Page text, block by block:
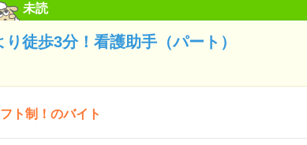
未読
徒歩3分！看護助手（パート）
ト制！のバイト